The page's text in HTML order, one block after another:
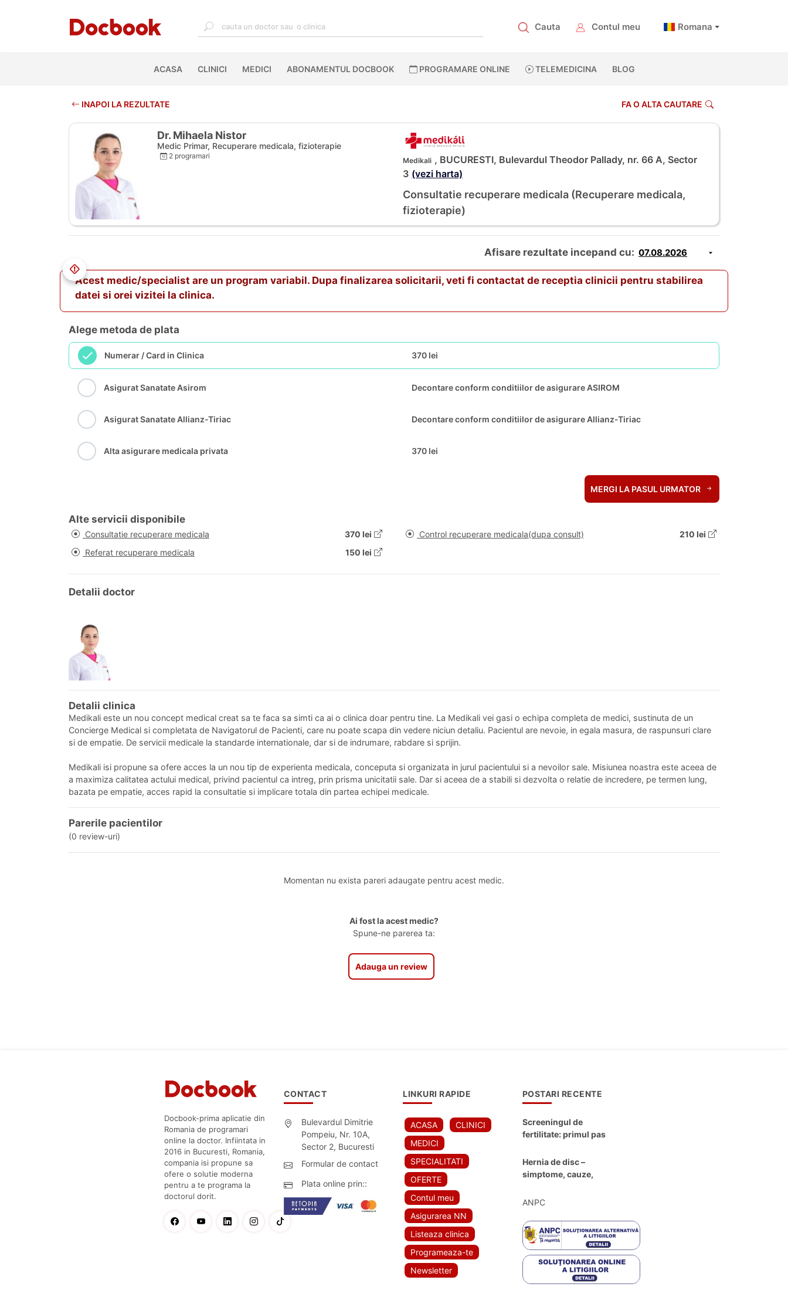
Cauta Contul meu Romana
ACASA(CURRENT)
CLINICI MEDICI ABONAMENTUL DOCBOOK PROGRAMARE ONLINE TELEMEDICINA BLOG
INAPOI LA REZULTATE FA O ALTA CAUTARE
Dr. Mihaela Nistor
Medic Primar, Recuperare medicala, fizioterapie
2 programari
Medikali , BUCURESTI, Bulevardul Theodor Pallady, nr. 66 A, Sector
3 (vezi harta)
Consultatie recuperare medicala (Recuperare medicala,
fizioterapie)
Afisare rezultate incepand cu:
Acest medic/specialist are un program variabil. Dupa finalizarea solicitarii, veti fi contactat de receptia clinicii pentru stabilirea
datei si orei vizitei la clinica.
Alege metoda de plata
Numerar / Card in Clinica 370 lei
Asigurat Sanatate Asirom Decontare conform conditiilor de asigurare ASIROM
Asigurat Sanatate Allianz-Tiriac Decontare conform conditiilor de asigurare Allianz-Tiriac
Alta asigurare medicala privata 370 lei
MERGI LA PASUL URMATOR
Alte servicii disponibile
Consultatie recuperare medicala 370 lei Control recuperare medicala(dupa consult)
210 lei
Referat recuperare medicala
150 lei
Detalii doctor
Detalii clinica
Medikali este un nou concept medical creat sa te faca sa simti ca ai o clinica doar pentru tine. La Medikali vei gasi o echipa completa de medici, sustinuta de un
Concierge Medical si completata de Navigatorul de Pacienti, care nu poate scapa din vedere niciun detaliu. Pacientul are nevoie, in egala masura, de raspunsuri clare
si de empatie. De servicii medicale la standarde internationale, dar si de indrumare, rabdare si sprijin.
Medikali isi propune sa ofere acces la un nou tip de experienta medicala, conceputa si organizata in jurul pacientului si a nevoilor sale. Misiunea noastra este aceea de
a maximiza calitatea actului medical, privind pacientul ca intreg, prin prisma unicitatii sale. Dar si aceea de a stabili si dezvolta o relatie de incredere, pe termen lung,
bazata pe empatie, acces rapid la consultatie si implicare totala din partea echipei medicale.
Parerile pacientilor
(0 review-uri)
Momentan nu exista pareri adaugate pentru acest medic.
Ai fost la acest medic?
Spune-ne parerea ta:
Adauga un review
Docbook-prima aplicatie din
Romania de programari
online la doctor. Infiintata in
2016 in Bucuresti, Romania,
compania isi propune sa
ofere o solutie moderna
pentru a te programa la
doctorul dorit.
CONTACT
Bulevardul Dimitrie
Pompeiu, Nr. 10A,
Sector 2, Bucuresti
Formular de contact
Plata online prin::
LINKURI RAPIDE
ACASA
CLINICI
MEDICI
SPECIALITATI
OFERTE
Contul meu
Asigurarea NN
Listeaza clinica
Programeaza-te
Newsletter
POSTARI RECENTE
Screeningul de
fertilitate: primul pas
Hernia de disc –
simptome, cauze,
moderne de
ANPC